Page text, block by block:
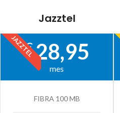
Jazztel
JAZZTEL
€28,95
mes
FIBRA 100 MB